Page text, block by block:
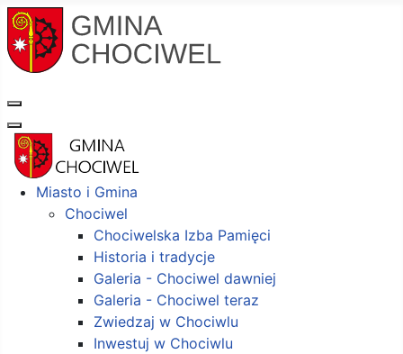
Miasto i Gmina
Chociwel
Chociwelska Izba Pamięci
Historia i tradycje
Galeria - Chociwel dawniej
Galeria - Chociwel teraz
Zwiedzaj w Chociwlu
Inwestuj w Chociwlu